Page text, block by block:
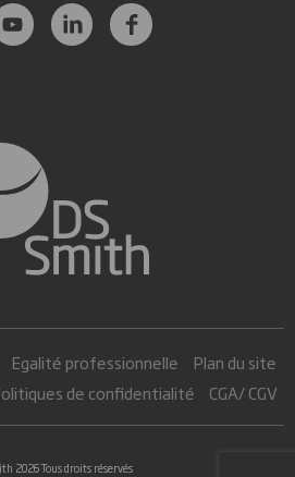
Egalité professionnelle
Plan du site
de confidentialité CGA/ CGV
2026 Tous droits réservés